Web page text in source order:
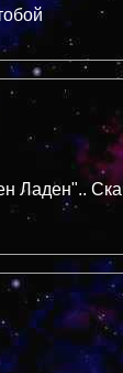
Ладен"..